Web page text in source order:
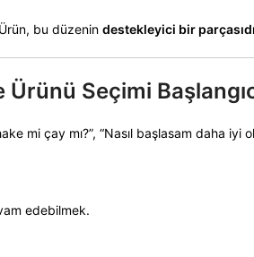
bu düzenin destekleyici bir
Seçimi
mi çay mı?”, “Nasıl başlasam daha
edebilmek.